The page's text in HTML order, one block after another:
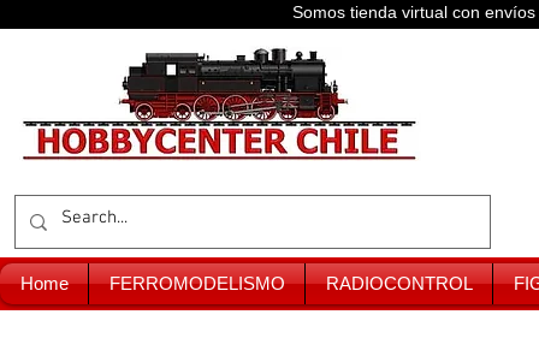
Somos tienda virtual con
Home FERROMODELISMO RADIOCONTROL